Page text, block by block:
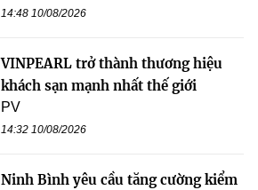
14:48 10/08/2026
VINPEARL trở thành thương hiệu
khách sạn mạnh nhất thế giới
PV
14:32 10/08/2026
Ninh Bình yêu cầu tăng cường kiểm